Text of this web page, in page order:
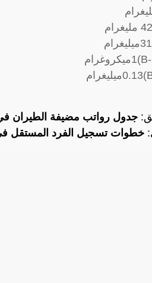
جدول رواتب مضيفة الطيران
خطوات تسجيل الفرد المستقل